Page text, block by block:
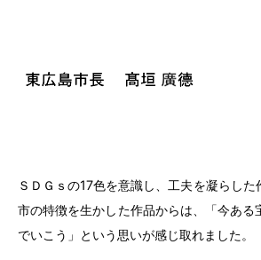
ＳＤＧｓの17色を意識し、工夫を凝らし
市の特徴を生かした作品からは、「今ある
でいこう」という思いが感じ取れました。